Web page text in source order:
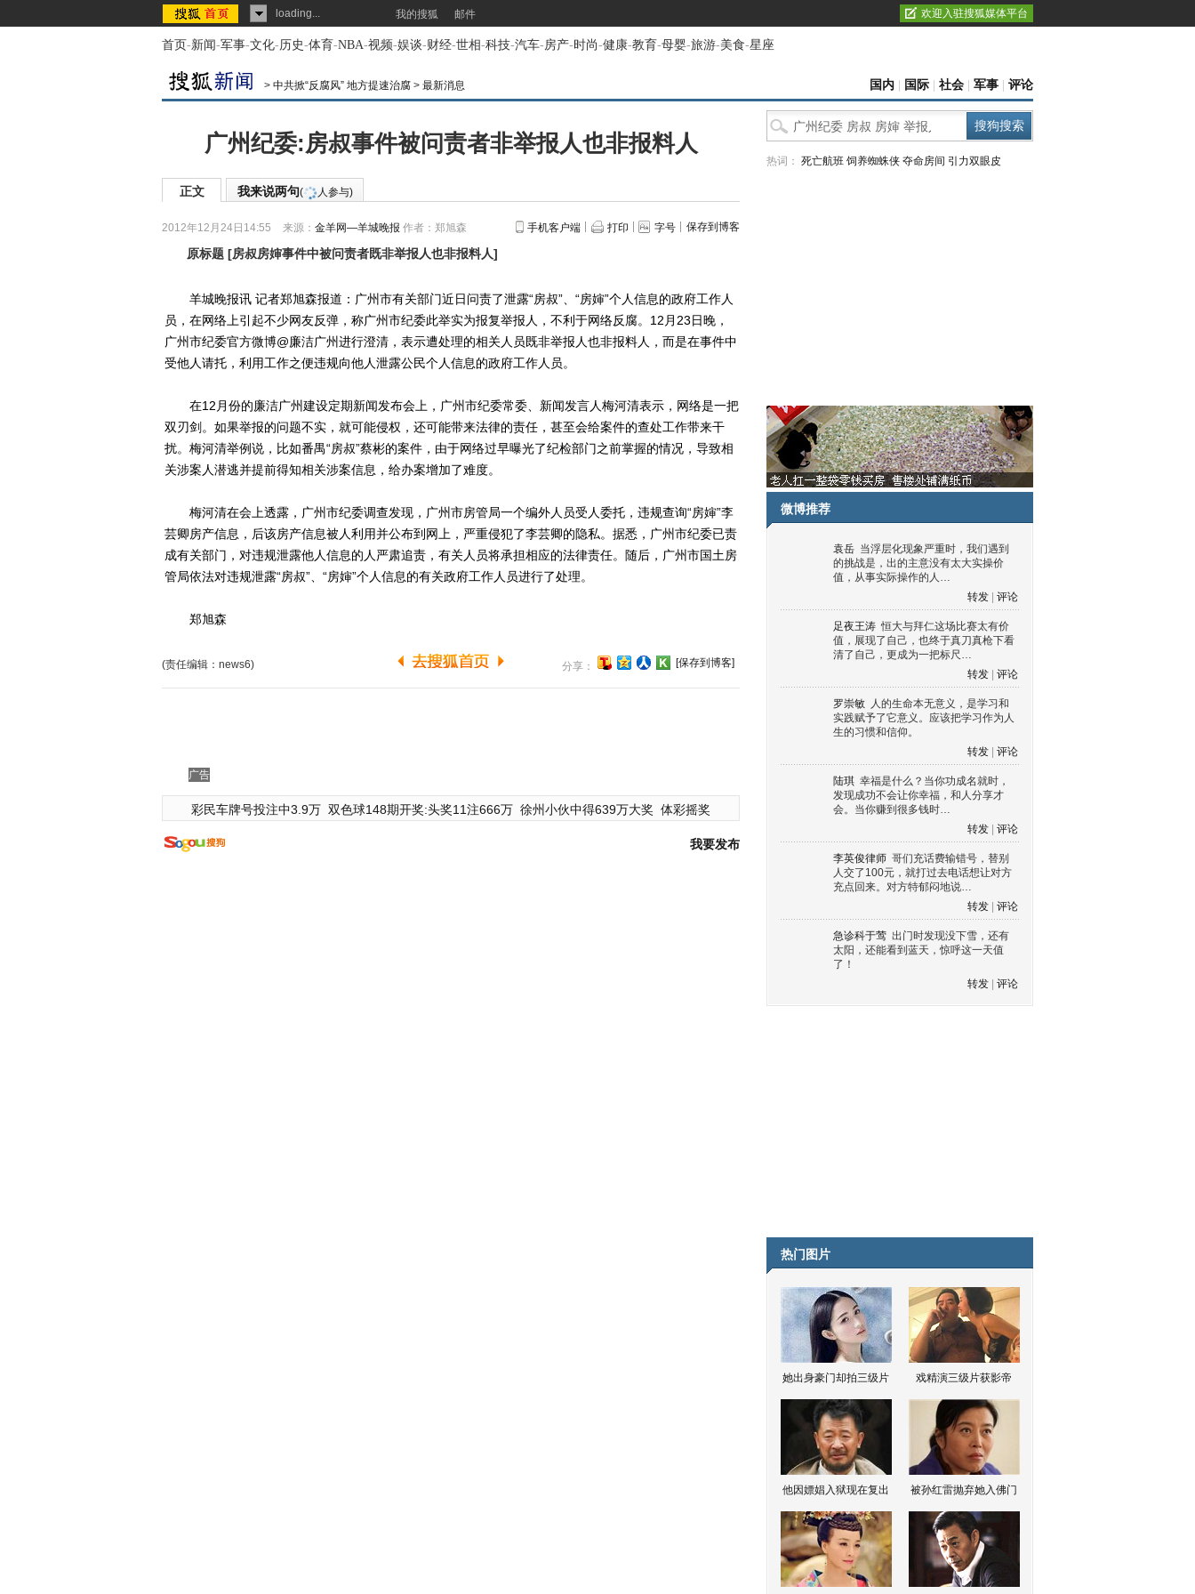
loading... 我的搜狐 邮件 欢迎入驻搜狐媒体平台
首页-新闻-军事-文化-历史-体育-NBA-视频-娱谈-财经-世相-科技-汽车-房产-时尚-健康-教育-母婴-旅游-美食-星座
> 中共掀“反腐风” 地方提速治腐 > 最新消息 国内 国际 社会 军事 评论
广州纪委:房叔事件被问责者非举报人也非报料人
正文 我来说两句( 人参与)
2012年12月24日14:55 来源： 金羊网—羊城晚报 作者：郑旭森 手机客户端 打印 字号 保存到博客
原标题 [房叔房婶事件中被问责者既非举报人也非报料人]
羊城晚报讯 记者郑旭森报道：广州市有关部门近日问责了泄露“房叔”、“房婶”个人信息的政府工作人
员，在网络上引起不少网友反弹，称广州市纪委此举实为报复举报人，不利于网络反腐。12月23日晚，
广州市纪委官方微博@廉洁广州进行澄清，表示遭处理的相关人员既非举报人也非报料人，而是在事件中
受他人请托，利用工作之便违规向他人泄露公民个人信息的政府工作人员。
在12月份的廉洁广州建设定期新闻发布会上，广州市纪委常委、新闻发言人梅河清表示，网络是一把
双刃剑。如果举报的问题不实，就可能侵权，还可能带来法律的责任，甚至会给案件的查处工作带来干
扰。梅河清举例说，比如番禺“房叔”蔡彬的案件，由于网络过早曝光了纪检部门之前掌握的情况，导致相
关涉案人潜逃并提前得知相关涉案信息，给办案增加了难度。
梅河清在会上透露，广州市纪委调查发现，广州市房管局一个编外人员受人委托，违规查询“房婶”李
芸卿房产信息，后该房产信息被人利用并公布到网上，严重侵犯了李芸卿的隐私。据悉，广州市纪委已责
成有关部门，对违规泄露他人信息的人严肃追责，有关人员将承担相应的法律责任。随后，广州市国土房
管局依法对违规泄露“房叔”、“房婶”个人信息的有关政府工作人员进行了处理。
郑旭森
(责任编辑：news6) 分享： [保存到博客]
广告
彩民车牌号投注中3.9万 双色球148期开奖:头奖11注666万 徐州小伙中得639万大奖 体彩摇奖
我要发布
热词： 死亡航班 饲养蜘蛛侠 夺命房间 引力双眼皮
微博推荐
袁岳 当浮层化现象严重时，我们遇到
的挑战是，出的主意没有太大实操价
值，从事实际操作的人…
转发
评论
足夜王涛 恒大与拜仁这场比赛太有价
值，展现了自己，也终于真刀真枪下看
清了自己，更成为一把标尺…
转发
评论
罗崇敏 人的生命本无意义，是学习和
实践赋予了它意义。应该把学习作为人
生的习惯和信仰。
转发
评论
陆琪 幸福是什么？当你功成名就时，
发现成功不会让你幸福，和人分享才
会。当你赚到很多钱时…
转发
评论
李英俊律师 哥们充话费输错号，替别
人交了100元，就打过去电话想让对方
充点回来。对方特郁闷地说…
转发
评论
急诊科于莺 出门时发现没下雪，还有
太阳，还能看到蓝天，惊呼这一天值
了！
转发
评论
热门图片
她出身豪门却拍三级片 戏精演三级片获影帝
他因嫖娼入狱现在复出 被孙红雷抛弃她入佛门